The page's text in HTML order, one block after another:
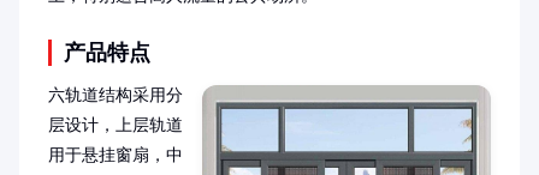
产品特点
六轨道结构采用分
层设计，上层轨道
用于悬挂窗扇，中